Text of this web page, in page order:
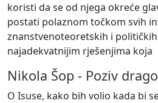
koristi da se od njega okreće
postati polaznom točkom svih
znanstvenoteoretskih i
najadekvatnijim rješenjima koja
Nikola Šop - Poziv
O Isuse, kako bih volio kada bi